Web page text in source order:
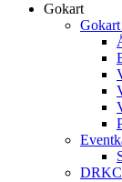
Gokart